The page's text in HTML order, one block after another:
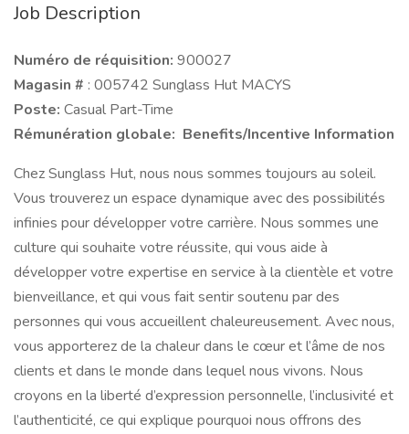
Job Description
Numéro de réquisition: 900027
Magasin # : 005742 Sunglass Hut MACYS
Poste: Casual Part-Time
Rémunération globale: Benefits/Incentive Information
Chez Sunglass Hut, nous nous sommes toujours au soleil.
Vous trouverez un espace dynamique avec des possibilités
infinies pour développer votre carrière. Nous sommes une
culture qui souhaite votre réussite, qui vous aide à
développer votre expertise en service à la clientèle et votre
bienveillance, et qui vous fait sentir soutenu par des
personnes qui vous accueillent chaleureusement. Avec nous,
vous apporterez de la chaleur dans le cœur et l’âme de nos
clients et dans le monde dans lequel nous vivons. Nous
croyons en la liberté d’expression personnelle, l’inclusivité et
l’authenticité, ce qui explique pourquoi nous offrons des